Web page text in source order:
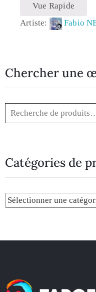
Vue Rapide
Artiste:
Fabio
Chercher une
Catégories de